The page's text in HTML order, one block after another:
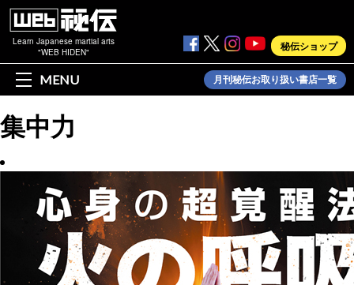
Learn Japanese martial arts
"WEB HIDEN"
秘伝ショップ
MENU 月刊秘伝お取り扱い書店一覧
集中力